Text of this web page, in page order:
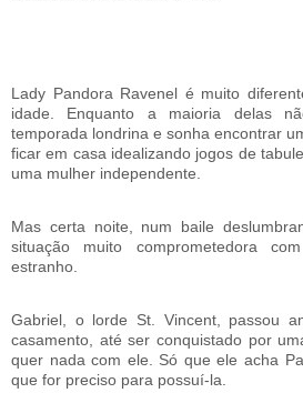
Lady Pandora Ravenel é muito
idade. Enquanto a maioria delas
temporada londrina e sonha encontrar
ficar em casa idealizando jogos de
uma mulher independente.
Mas certa noite, num baile
situação muito comprometedora
estranho.
Gabriel, o lorde St. Vincent, passou
casamento, até ser conquistado por
quer nada com ele. Só que ele acha
que for preciso para possuí-la.